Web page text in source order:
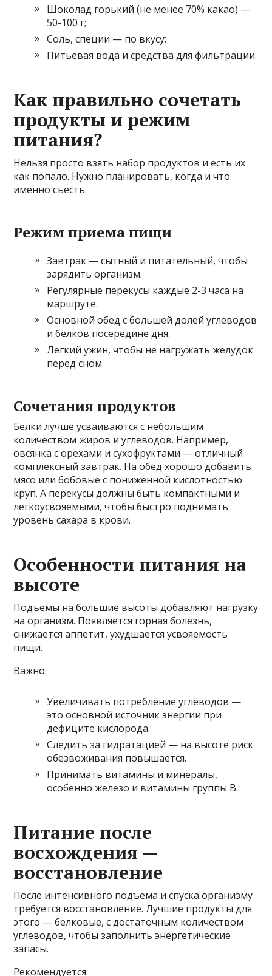
Шоколад горький (не менее 70% какао) —
50-100 г;
Соль, специи — по вкусу;
Питьевая вода и средства для фильтрации.
Как правильно сочетать
продукты и режим
питания?
Нельзя просто взять набор продуктов и есть их
как попало. Нужно планировать, когда и что
именно съесть.
Режим приема пищи
Завтрак — сытный и питательный, чтобы
зарядить организм.
Регулярные перекусы каждые 2-3 часа на
маршруте.
Основной обед с большей долей углеводов
и белков посередине дня.
Легкий ужин, чтобы не нагружать желудок
перед сном.
Сочетания продуктов
Белки лучше усваиваются с небольшим
количеством жиров и углеводов. Например,
овсянка с орехами и сухофруктами — отличный
комплексный завтрак. На обед хорошо добавить
мясо или бобовые с пониженной кислотностью
круп. А перекусы должны быть компактными и
легкоусвояемыми, чтобы быстро поднимать
уровень сахара в крови.
Особенности питания на
высоте
Подъёмы на большие высоты добавляют нагрузку
на организм. Появляется горная болезнь,
снижается аппетит, ухудшается усвояемость
пищи.
Важно:
Увеличивать потребление углеводов —
это основной источник энергии при
дефиците кислорода.
Следить за гидратацией — на высоте риск
обезвоживания повышается.
Принимать витамины и минералы,
особенно железо и витамины группы B.
Питание после
восхождения —
восстановление
После интенсивного подъема и спуска организму
требуется восстановление. Лучшие продукты для
этого — белковые, с достаточным количеством
углеводов, чтобы заполнить энергетические
запасы.
Рекомендуется: